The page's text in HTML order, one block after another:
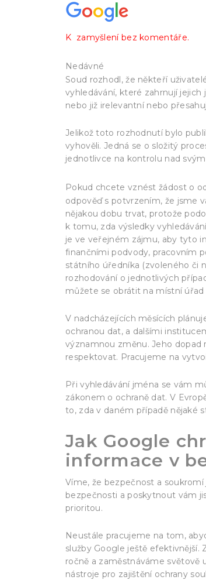
K zamyšlení bez komentáře.
Nedávné
Soud rozhodl, že někteří
vyhledávání, které zahrnují
nebo již irelevantní nebo
Jelikož toto rozhodnutí bylo
vyhověli. Jedná se o složitý
jednotlivce na kontrolu nad
Pokud chcete vznést žádost o
odpověď s potvrzením, že jsme
nějakou dobu trvat, protože
k tomu, zda výsledky
je ve veřejném zájmu, aby tyto
finančními podvody, pracovním
státního úředníka (zvoleného či
rozhodování o jednotlivých
můžete se obrátit na místní úřad
V nadcházejících měsících
ochranou dat, a dalšími
významnou změnu. Jeho dopad
respektovat. Pracujeme na
Při vyhledávání jména se vám
zákonem o ochraně dat. V
to, zda v daném případě nějaké
Jak Google
informace v
Víme, že bezpečnost a
bezpečnosti a poskytnout vám
prioritou.
Neustále pracujeme na tom,
služby Google ještě efektivnější.
ročně a zaměstnáváme světově
nástroje pro zajištění ochrany